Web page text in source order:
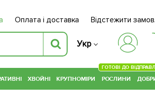
Оплата і доставка Відстежити
Укр
ХВОЙНІ КРУПНОМІРИ РОСЛИНИ
ГОТОВІ ДО